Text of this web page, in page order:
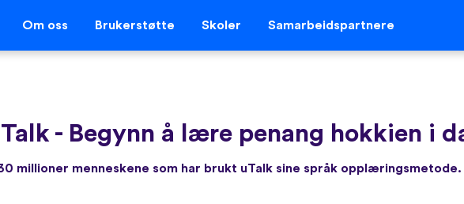
Om oss Brukerstøtte Skoler Samarbeidspartnere
- Begynn å lære penang hokkien i
millioner menneskene som har brukt uTalk sine språk opplæringsmetode.